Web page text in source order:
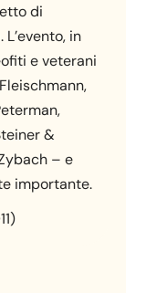
di
in
e veterani
&
– e
importante.